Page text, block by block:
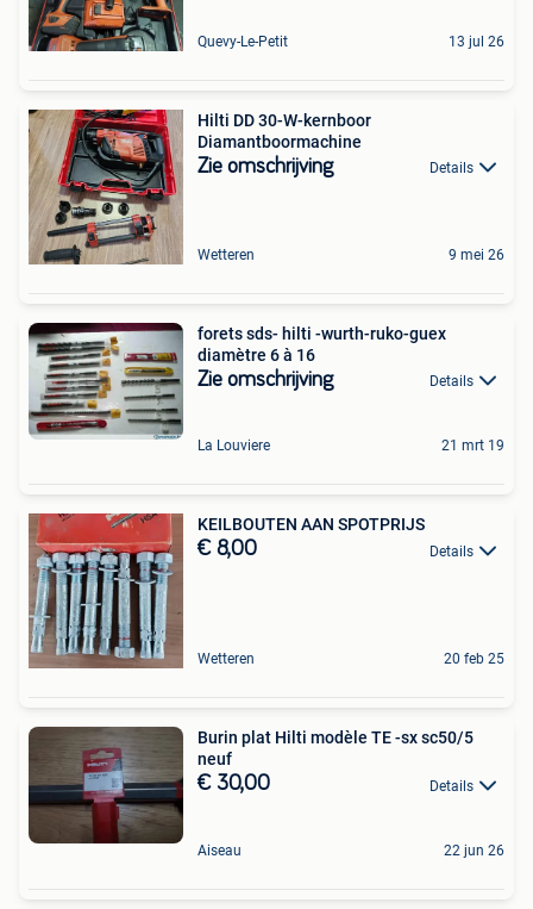
Quevy-Le-Petit 13 jul 26
Hilti DD 30-W-kernboor
Diamantboormachine
Zie omschrijving Details
Wetteren 9 mei 26
forets sds- hilti -wurth-ruko-guex
diamètre 6 à 16
Zie omschrijving Details
La Louviere 21 mrt 19
KEILBOUTEN AAN SPOTPRIJS
€ 8,00 Details
Wetteren 20 feb 25
Burin plat Hilti modèle TE -sx sc50/5
neuf
€ 30,00 Details
Aiseau 22 jun 26